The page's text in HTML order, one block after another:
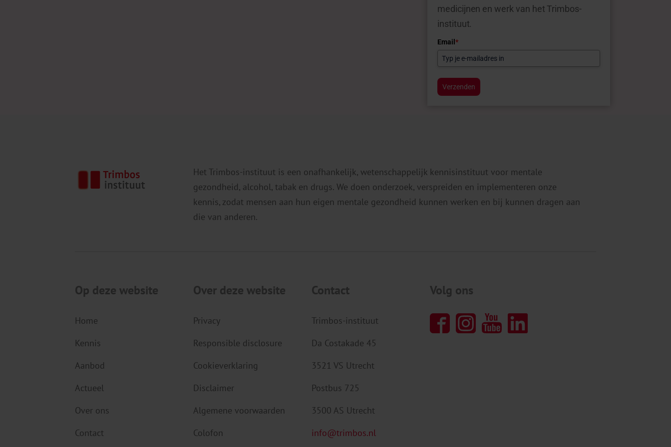
medicijnen en werk van het Trimbos-
instituut.
Email*
Verzenden
Het Trimbos-instituut is een onafhankelijk, wetenschappelijk kennisinstituut voor mentale
gezondheid, alcohol, tabak en drugs. We doen onderzoek, verspreiden en implementeren onze
kennis, zodat mensen aan hun eigen mentale gezondheid kunnen werken en bij kunnen dragen aan
die van anderen.
Op deze website
Home
Kennis
Aanbod
Actueel
Over ons
Contact
Over deze website
Privacy
Responsible disclosure
Cookieverklaring
Disclaimer
Algemene voorwaarden
Colofon
Contact
Trimbos-instituut
Da Costakade 45
3521 VS Utrecht
Postbus 725
3500 AS Utrecht
info@trimbos.nl
Volg ons